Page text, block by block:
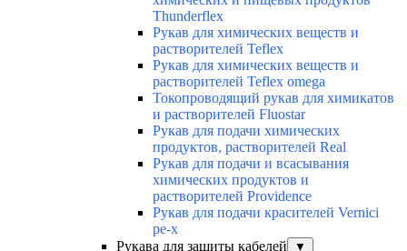
Thunderflex
Рукав для химических веществ и
растворителей Teflex
Рукав для химических веществ и
растворителей Teflex omega
Токопроводящий рукав для химикатов
и растворителей Fluostar
Рукав для подачи химических
продуктов, растворителей Real
Рукав для подачи и всасывания
химических продуктов и
растворителей Providence
Рукав для подачи красителей Vernici
pe-x
Рукава для защиты кабелей
▼